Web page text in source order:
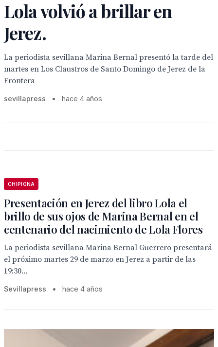
Lola volvió a brillar en
Jerez.
La periodista sevillana Marina Bernal presentó la tarde del
martes en Los Claustros de Santo Domingo de Jerez de la
Frontera
sevillapress • hace 4 años
CHIPIONA
Presentación en Jerez del libro Lola el
brillo de sus ojos de Marina Bernal en el
centenario del nacimiento de Lola Flores
La periodista sevillana Marina Bernal Guerrero presentará
el próximo martes 29 de marzo en Jerez a partir de las
19:30...
Sevillapress • hace 4 años